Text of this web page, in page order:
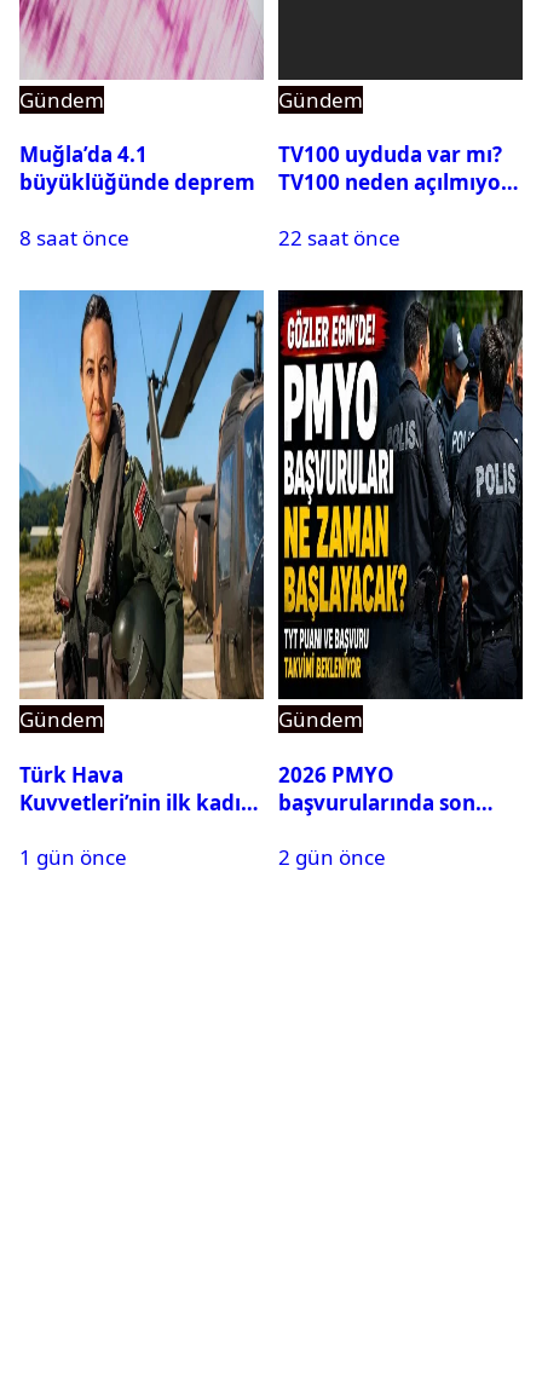
Gündem
Muğla’da 4.1
büyüklüğünde deprem
8 saat önce
Gündem
TV100 uyduda var mı?
TV100 neden açılmıyor?
22 saat önce
Gündem
Türk Hava
Kuvvetleri’nin ilk kadın
Karapınar hakkında
1 gün önce
Gündem
2026 PMYO
başvurularında son
2 gün önce